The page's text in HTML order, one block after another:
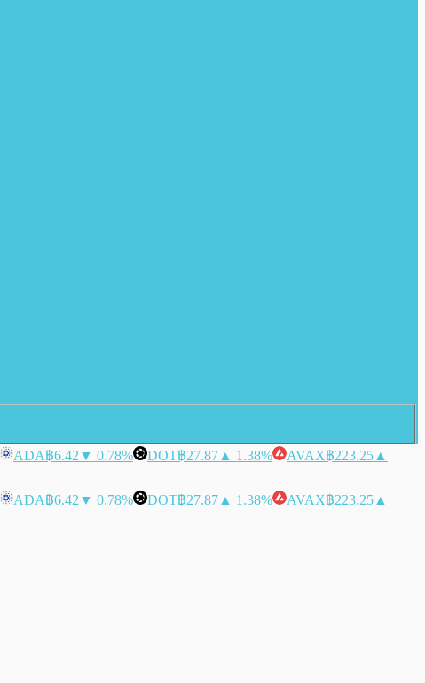
ADA฿6.42 ▼ 0.78% DOT฿27.87 ▲ 1.38% AVAX฿223.25 ▲
ADA฿6.42 ▼ 0.78% DOT฿27.87 ▲ 1.38% AVAX฿223.25 ▲